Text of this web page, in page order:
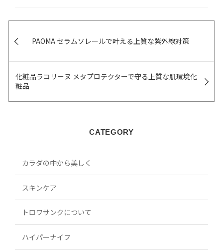
PAOMA セラムソレールで叶える上質な紫外線対策
化粧品ラコリーヌ メタプロテクターで守る上質な肌環境化
粧品
CATEGORY
カラダの中から美しく
スキンケア
トロワサンクについて
ハイパーナイフ